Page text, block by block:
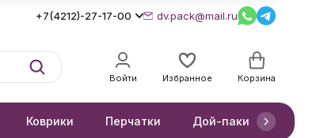
+7(4212)-27-17-00 dv.pack@mail.ru
Войти Избранное Корзина
Коврики Перчатки Дой-паки